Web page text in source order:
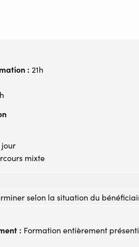
: 21h
h
jour
mixte
selon la situation du
: Formation entièrement